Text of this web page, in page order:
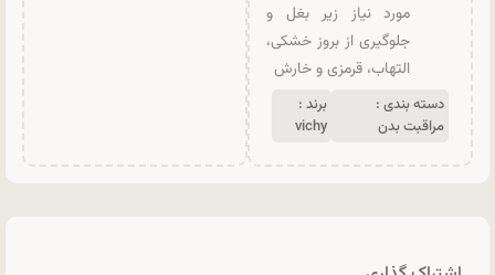
مورد نیاز زیر بغل و
جلوگیری از بروز خشکی،
التهاب، قرمزی و خارش
دسته بندی :
مراقبت بدن
برند :
vichy